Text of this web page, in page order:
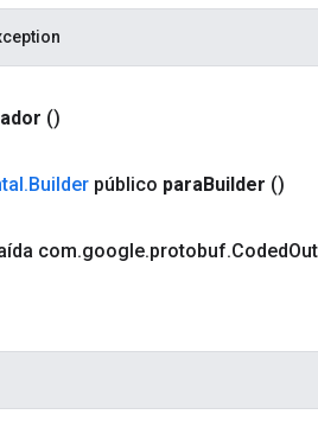
()
.Builder público paraBuilder ()
com.google.protobuf.Coded